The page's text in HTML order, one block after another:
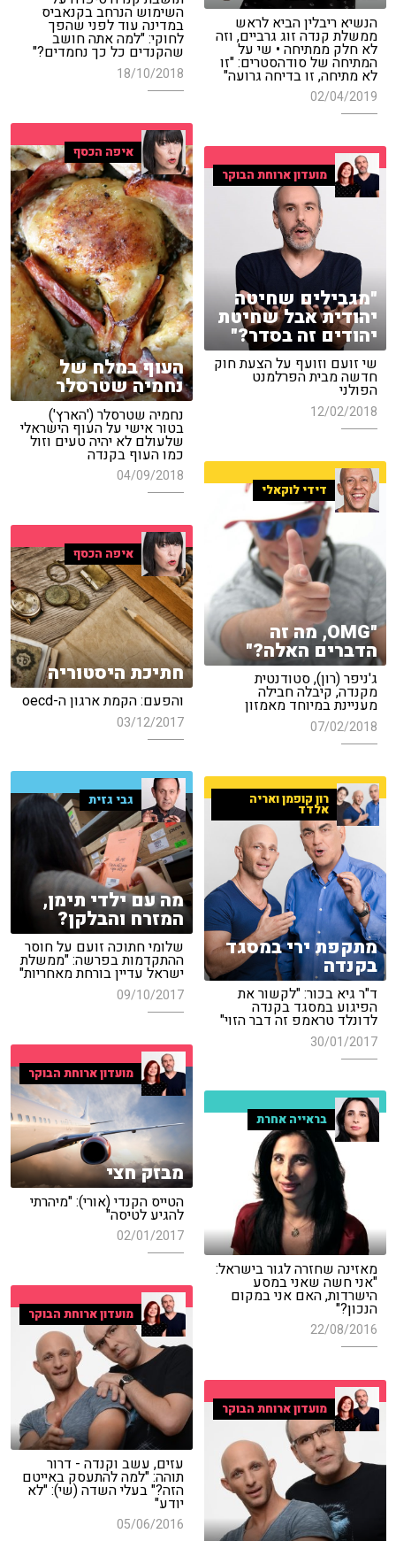
הנשיא ריבלין הביא לראש
ממשלת קנדה זוג גרביים, וזה
לא חלק ממתיחה • שי על
המתיחה של סודהסטרים: "זו
לא מתיחה, זו בדיחה גרועה"
02/04/2019
השימוש הנרחב בקנאביס
במדינה עוד לפני שהפך
לחוקי: "למה אתה חושב
שהקנדים כל כך נחמדים?"
18/10/2018
איפה הכסף
העוף במלח של
נחמיה שטרסלר
נחמיה שטרסלר ('הארץ')
בטור אישי על העוף הישראלי
שלעולם לא יהיה טעים וזול
כמו העוף בקנדה
04/09/2018
מועדון ארוחת הבוקר
"מגבילים שחיטה
יהודית אבל שחיטת
יהודים זה בסדר?"
שי זועם וזועף על הצעת חוק
חדשה מבית הפרלמנט
הפולני
12/02/2018
דידי לוקאלי
"OMG, מה זה
הדברים האלה?"
ג'ניפר (רון), סטודנטית
מקנדה, קיבלה חבילה
מעניינת במיוחד מאמזון
07/02/2018
איפה הכסף
חתיכת היסטוריה
והפעם: הקמת ארגון ה-oecd
03/12/2017
גבי גזית
מה עם ילדי תימן,
המזרח והבלקן?
שלומי חתוכה זועם על חוסר
ההתקדמות בפרשה: "ממשלת
ישראל עדיין בורחת מאחריות"
09/10/2017
רון קופמן ואריה
אלדד
מתקפת ירי במסגד
בקנדה
ד"ר גיא בכור: "לקשור את
הפיגוע במסגד בקנדה
לדונלד טראמפ זה דבר הזוי"
30/01/2017
מועדון ארוחת הבוקר
מבזק חצי
הטייס הקנדי (אורי): "מיהרתי
להגיע לטיסה"
02/01/2017
בראייה אחרת
מאזינה שחזרה לגור בישראל:
"אני חשה שאני במסע
הישרדות, האם אני במקום
הנכון?"
22/08/2016
מועדון ארוחת הבוקר
עזים, עשב וקנדה - דרור
תוהה: "למה להתעסק באייטם
הזה?" בעלי השדה (שי): "לא
יודע"
05/06/2016
מועדון ארוחת הבוקר